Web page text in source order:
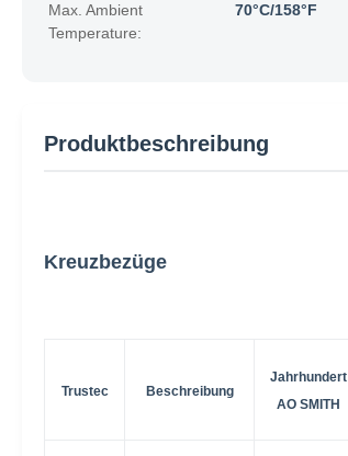
Max. Ambient
Temperature:
70°C/158°F
Produktbeschreibung
Kreuzbezüge
Trustec Beschreibung
Jahrhundert
AO SMITH